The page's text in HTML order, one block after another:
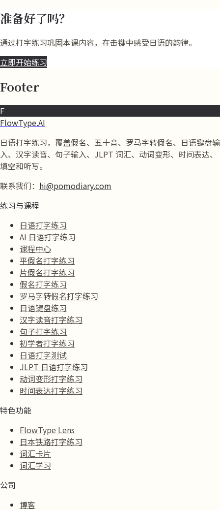
准备好了吗？
通过打字练习巩固本课内容，在击键中感受日语的韵律。
立即开始练习
Footer
F
FlowType.AI
日语打字练习，覆盖假名、五十音、罗马字转假名、日语键盘输
入、汉字读音、句子输入、JLPT 词汇、动词变形、时间表达、
填空和听写。
联系我们： hi@pomodiary.com
练习与课程
日语打字练习
AI 日语打字练习
课程中心
平假名打字练习
片假名打字练习
假名打字练习
罗马字转假名打字练习
日语键盘练习
汉字读音打字练习
句子打字练习
初学者打字练习
日语打字测试
JLPT 日语打字练习
动词变形打字练习
时间表达打字练习
特色功能
FlowType Lens
日本铁路打字练习
词汇卡片
词汇学习
公司
博客